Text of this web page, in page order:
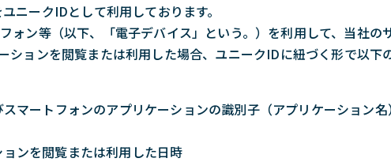
ニークIDとして利用しております。
ォン等（以下、「電子デバイス」という。）を利用して、当社の
ションを閲覧または利用した場合、ユニークIDに紐づく形で以下
マートフォンのアプリケーションの識別子（アプリケーション
ンを閲覧または利用した日時